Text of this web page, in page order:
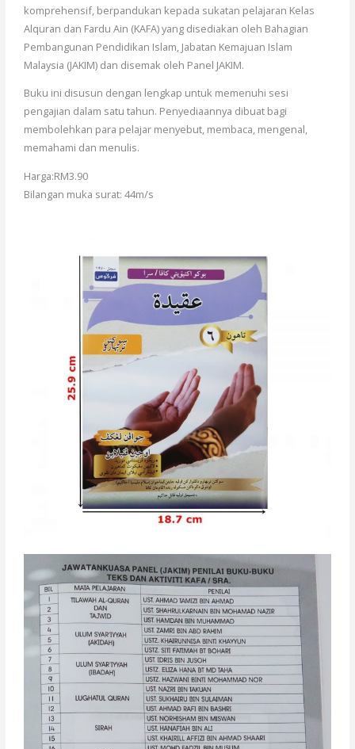
komprehensif, berpandukan kepada sukatan pelajaran Kelas
Alquran dan Fardu Ain (KAFA) yang disediakan oleh Bahagian
Pembangunan Pendidikan Islam, Jabatan Kemajuan Islam
Malaysia (JAKIM) dan disemak oleh Panel JAKIM.
Buku ini disusun dengan lengkap untuk memenuhi sesi
pengajian dalam satu tahun. Penyediaannya dibuat bagi
membolehkan para pelajar menyebut, membaca, mengenal,
memahami dan menulis.
Harga:RM3.90
Bilangan muka surat: 44m/s